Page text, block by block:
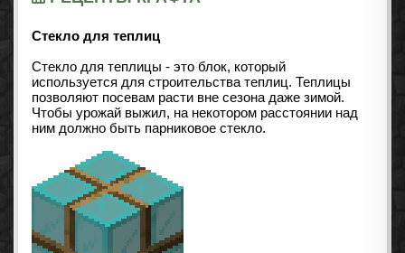
Стекло для теплиц
Стекло для теплицы - это блок, который
используется для строительства теплиц. Теплицы
позволяют посевам расти вне сезона даже зимой.
Чтобы урожай выжил, на некотором расстоянии над
ним должно быть парниковое стекло.